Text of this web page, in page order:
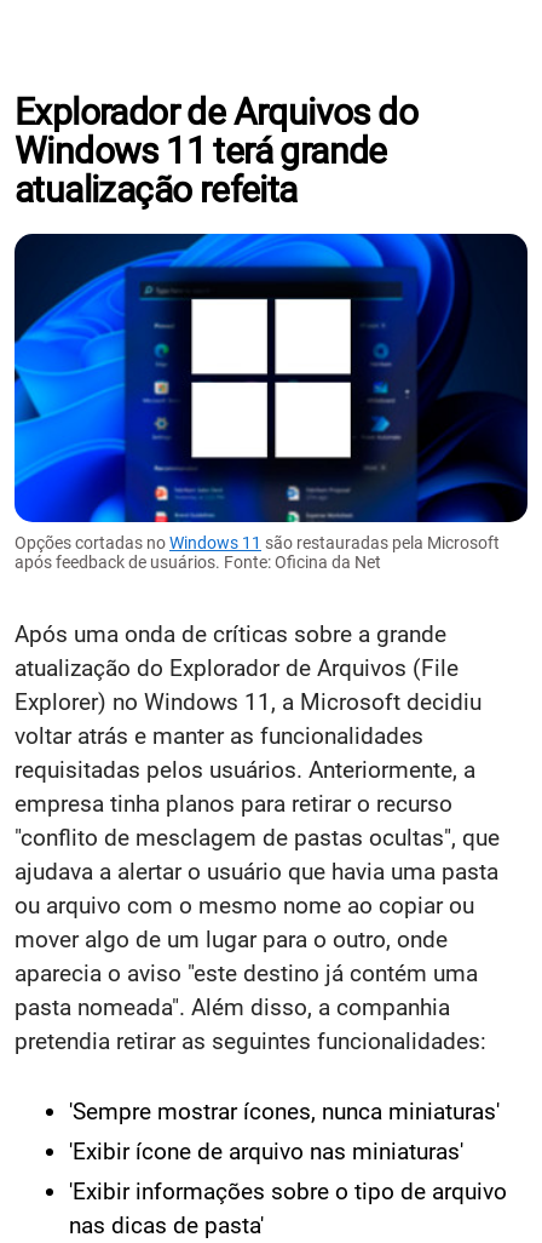
Explorador de Arquivos do
Windows 11 terá grande
atualização refeita
Opções cortadas noWindows 11 são restauradas pela Microsoft
após feedback de usuários. Fonte: Oficina da Net
Após uma onda de críticas sobre a grande
atualização do Explorador de Arquivos (File
Explorer) no Windows 11, a Microsoft decidiu
voltar atrás e manter as funcionalidades
requisitadas pelos usuários. Anteriormente, a
empresa tinha planos para retirar o recurso
"conflito de mesclagem de pastas ocultas", que
ajudava a alertar o usuário que havia uma pasta
ou arquivo com o mesmo nome ao copiar ou
mover algo de um lugar para o outro, onde
aparecia o aviso "este destino já contém uma
pasta nomeada". Além disso, a companhia
pretendia retirar as seguintes funcionalidades:
'Sempre mostrar ícones, nunca miniaturas'
'Exibir ícone de arquivo nas miniaturas'
'Exibir informações sobre o tipo de arquivo
nas dicas de pasta'